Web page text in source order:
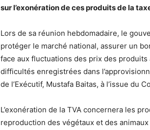
sur l’exonération de ces produits de la
Lors de sa réunion hebdomadaire, le
protéger le marché national, assurer un
face aux fluctuations des prix des
difficultés enregistrées dans
de l’Exécutif, Mustafa Baitas, à l’issue du
L’exonération de la TVA concernera les
reproduction des végétaux et des